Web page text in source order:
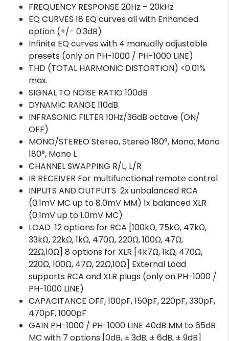
FREQUENCY RESPONSE 20Hz – 20kHz
EQ CURVES 18 EQ curves all with Enhanced
option (+/- 0.3dB)
Infinite EQ curves with 4 manually adjustable
presets (only on PH-1000 / PH-1000 LINE)
THD (TOTAL HARMONIC DISTORTION) <0.01%
max.
SIGNAL TO NOISE RATIO 100dB
DYNAMIC RANGE 110dB
INFRASONIC FILTER 10Hz/36dB octave (ON/
OFF)
MONO/STEREO Stereo, Stereo 180°, Mono, Mono
180°, Mono L
CHANNEL SWAPPING R/L, L/R
IR RECEIVER For multifunctional remote control
INPUTS AND OUTPUTS 2x unbalanced RCA
(0.1mV MC up to 8.0mV MM) 1x balanced XLR
(0.1mV up to 1.0mV MC)
LOAD 12 options for RCA [100kΩ, 75kΩ, 47kΩ,
33kΩ, 22kΩ, 1kΩ, 470Ω, 220Ω, 100Ω, 47Ω,
22Ω,10Ω] 8 options for XLR [4k7Ω, 1kΩ, 470Ω,
220Ω, 100Ω, 47Ω, 22Ω,10Ω] External Load
supports RCA and XLR plugs (only on PH-1000 /
PH-1000 LINE)
CAPACITANCE OFF, 100pF, 150pF, 220pF, 330pF,
470pF, 1000pF
GAIN PH-1000 / PH-1000 LINE 40dB MM to 65dB
MC with 7 options [0dB, ± 3dB, ± 6dB, ± 9dB]